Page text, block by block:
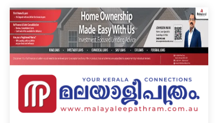
Skip
to
content